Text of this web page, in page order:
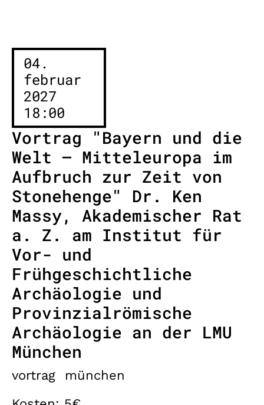
04.
februar
2027
18:00
Vortrag "Bayern und die
Welt – Mitteleuropa im
Aufbruch zur Zeit von
Stonehenge" Dr. Ken
Massy, Akademischer Rat
a. Z. am Institut für
Vor- und
Frühgeschichtliche
Archäologie und
Provinzialrömische
Archäologie an der LMU
München
vortrag
münchen